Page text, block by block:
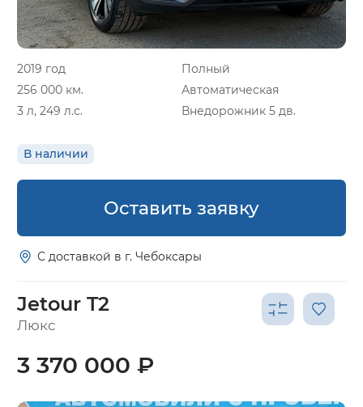
2019 год
Полный
256 000 км.
Автоматическая
3 л, 249 л.с.
Внедорожник 5 дв.
В наличии
Оставить заявку
С доставкой в г. Чебоксары
Jetour T2
Люкс
3 370 000 ₽